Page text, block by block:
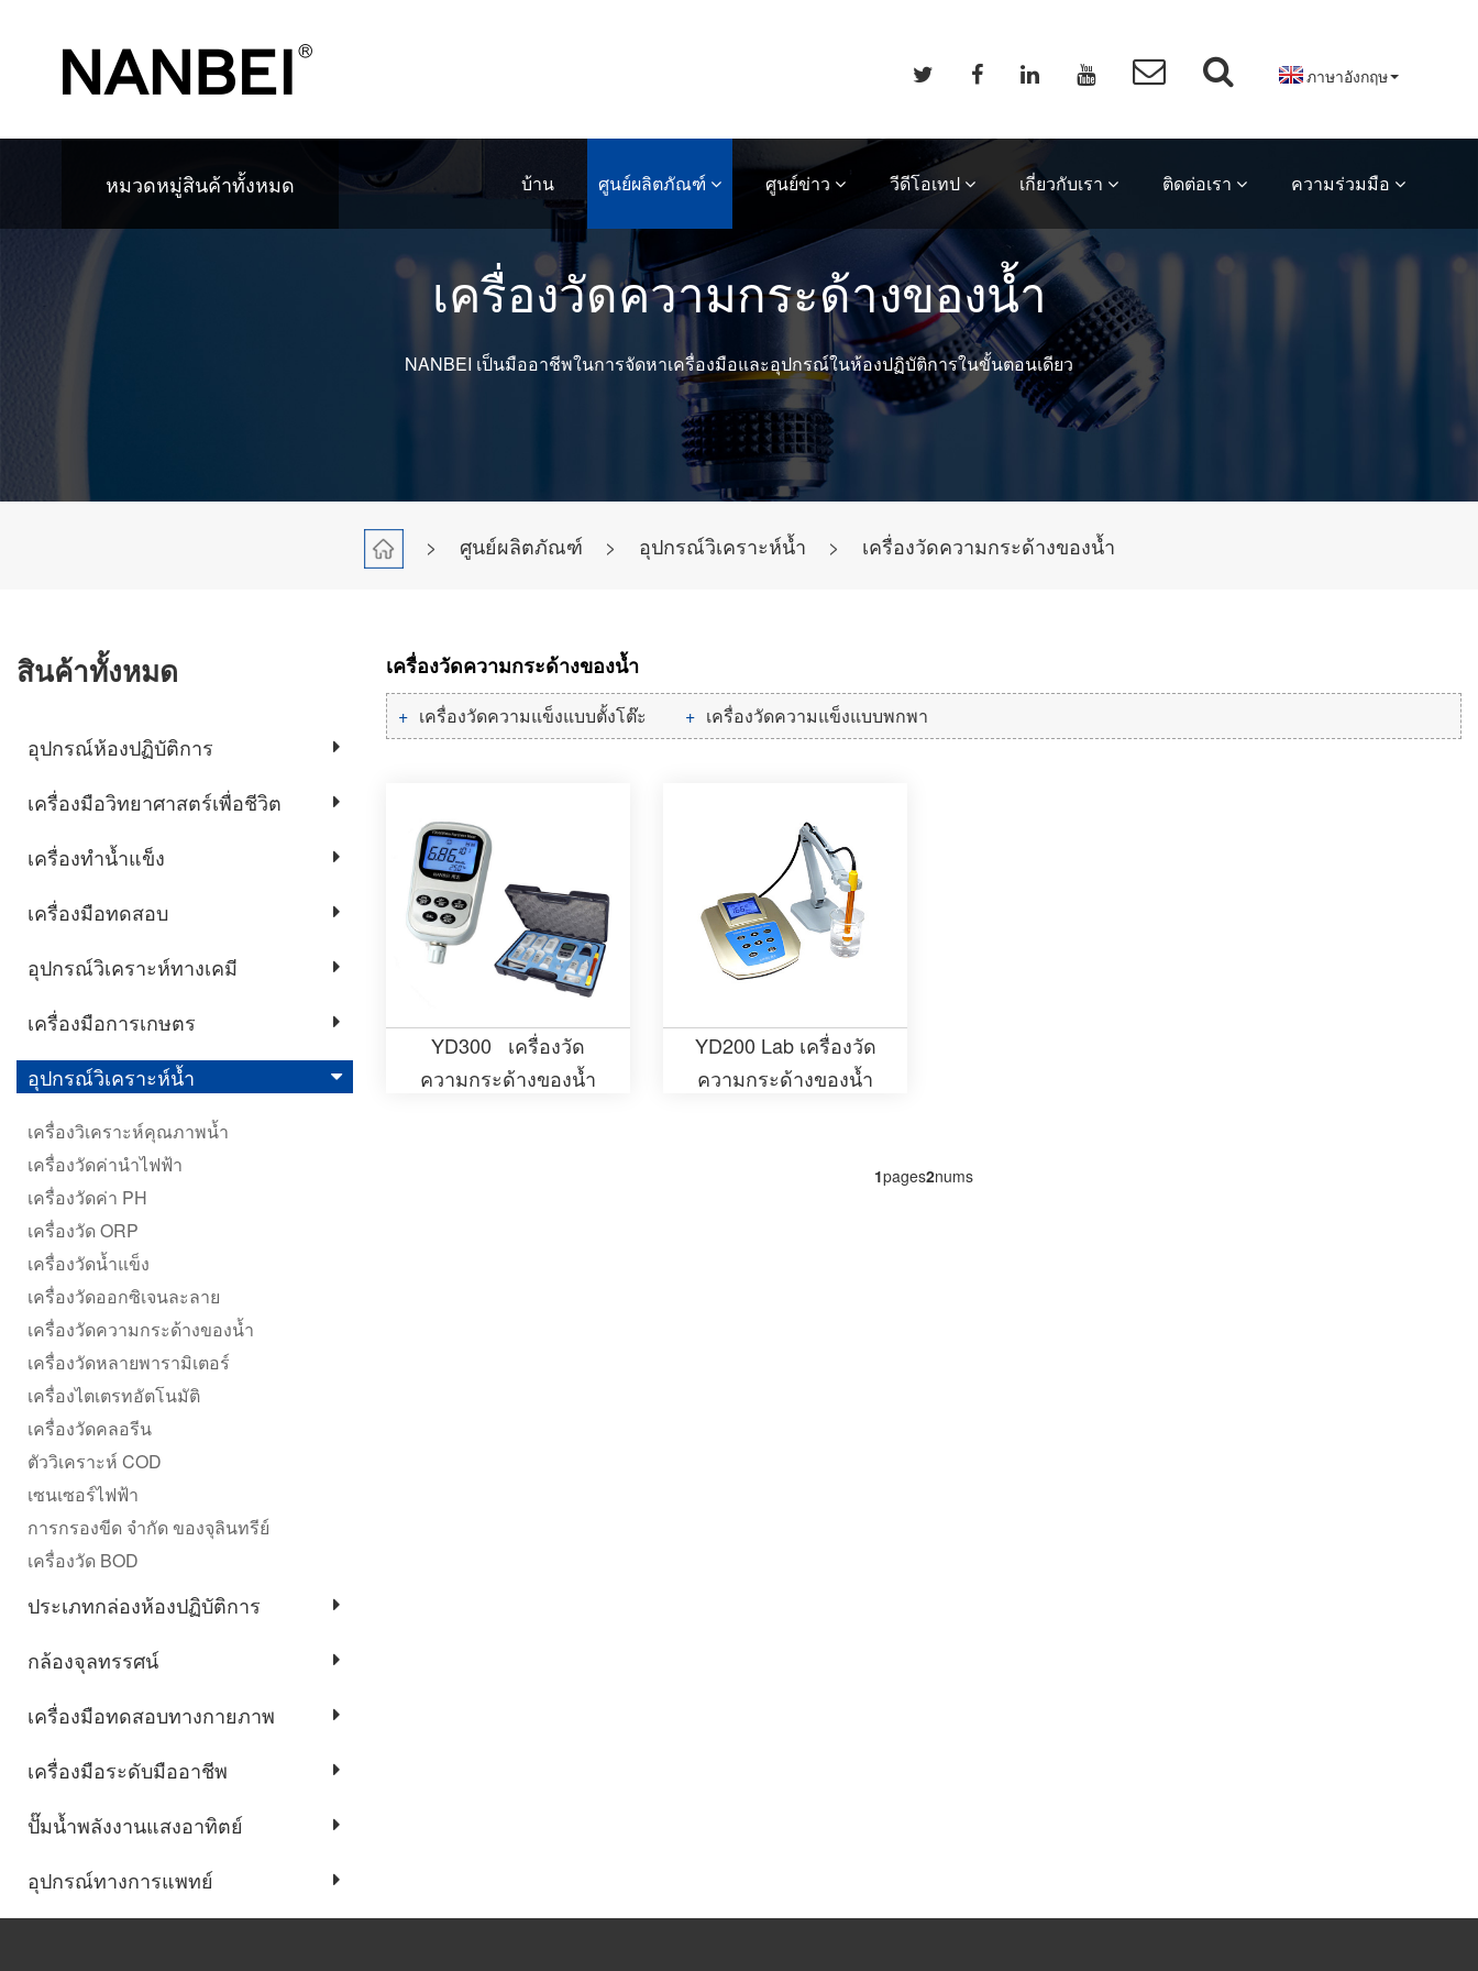
ภาษาอังกฤษ
หมวดหมู่สินค้าทั้งหมด บ้าน ศูนย์ผลิตภัณฑ์ ศูนย์ข่าว วีดีโอเทป เกี่ยวกับเรา ติดต่อเรา ความร่วมมือ
เครื่องวัดความกระด้างของน้ำ
NANBEI เป็นมืออาชีพในการจัดหาเครื่องมือและอุปกรณ์ในห้องปฏิบัติการในขั้นตอนเดียว
> ศูนย์ผลิตภัณฑ์ > อุปกรณ์วิเคราะห์น้ำ > เครื่องวัดความกระด้างของน้ำ
สินค้าทั้งหมด
อุปกรณ์ห้องปฏิบัติการ
เครื่องมือวิทยาศาสตร์เพื่อชีวิต
เครื่องทำน้ำแข็ง
เครื่องมือทดสอบ
อุปกรณ์วิเคราะห์ทางเคมี
เครื่องมือการเกษตร
อุปกรณ์วิเคราะห์น้ำ
เครื่องวิเคราะห์คุณภาพน้ำ
เครื่องวัดค่านำไฟฟ้า
เครื่องวัดค่า PH
เครื่องวัด ORP
เครื่องวัดน้ำแข็ง
เครื่องวัดออกซิเจนละลาย
เครื่องวัดความกระด้างของน้ำ
เครื่องวัดหลายพารามิเตอร์
เครื่องไตเตรทอัตโนมัติ
เครื่องวัดคลอรีน
ตัววิเคราะห์ COD
เซนเซอร์ไฟฟ้า
การกรองขีด จำกัด ของจุลินทรีย์
เครื่องวัด BOD
ประเภทกล่องห้องปฏิบัติการ
กล้องจุลทรรศน์
เครื่องมือทดสอบทางกายภาพ
เครื่องมือระดับมืออาชีพ
ปั๊มน้ำพลังงานแสงอาทิตย์
อุปกรณ์ทางการแพทย์
เครื่องวัดความกระด้างของน้ำ
เครื่องวัดความแข็งแบบตั้งโต๊ะ เครื่องวัดความแข็งแบบพกพา
YD300 เครื่องวัด
ความกระด้างของน้ำ
YD200 Lab เครื่องวัด
ความกระด้างของน้ำ
1pages2nums